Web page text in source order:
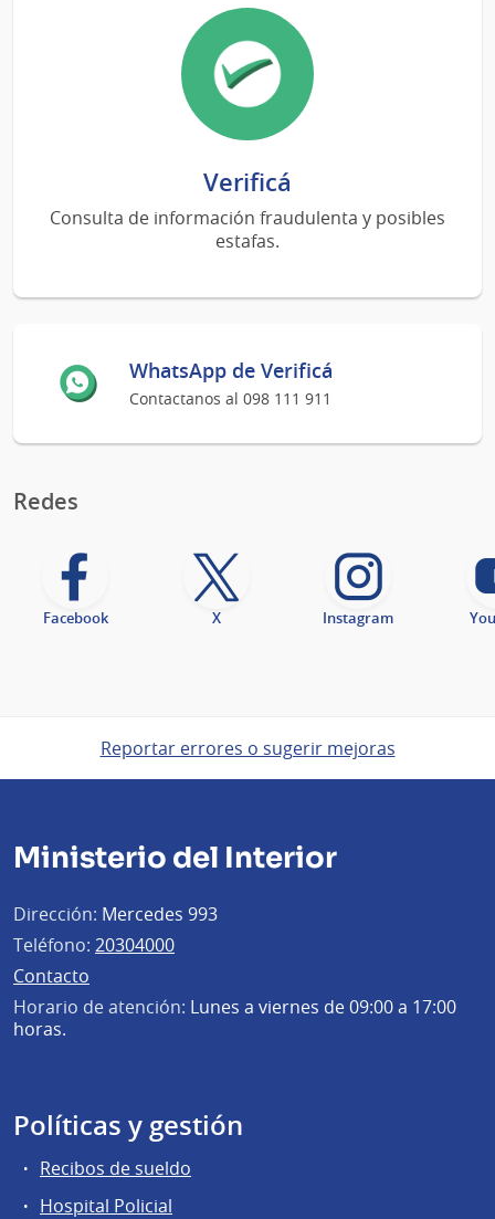
Verificá
Consulta de información fraudulenta y posibles
estafas.
WhatsApp de Verificá
Contactanos al 098 111 911
Redes
Facebook X Instagram
Reportar errores o sugerir mejoras
Ministerio del Interior
Dirección: Mercedes 993
Teléfono: 20304000
Contacto
Horario de atención: Lunes a viernes de 09:00 a 17:00
horas.
Políticas y gestión
Recibos de sueldo
Hospital Policial